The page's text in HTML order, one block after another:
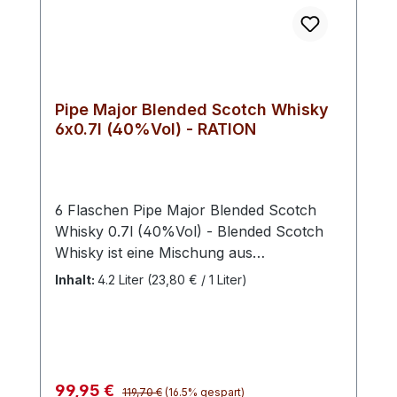
Pipe Major Blended Scotch Whisky
6x0.7l (40%Vol) - RATION
6 Flaschen Pipe Major Blended Scotch
Whisky 0.7l (40%Vol) - Blended Scotch
Whisky ist eine Mischung aus
verschiedenen Single Malt Whiskys und
Inhalt: 4.2 Liter (23,80 € / 1 Liter)
Verkaufspreis:
99,95 € Regulärer Preis:
119,70 € (16.5% gespart)